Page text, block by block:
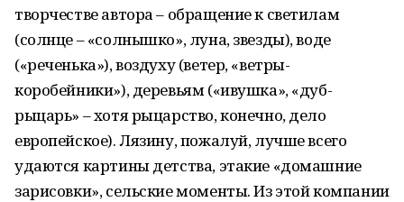
творчестве автора – обращение к светилам
(солнце – «солнышко», луна, звезды), воде
(«реченька»), воздуху (ветер, «ветры-
коробейники»), деревьям («ивушка», «дуб-
рыцарь» – хотя рыцарство, конечно, дело
европейское). Лязину, пожалуй, лучше всего
удаются картины детства, этакие «домашние
зарисовки», сельские моменты. Из этой компании